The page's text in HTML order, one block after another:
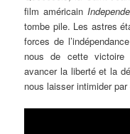
film américain
tombe pile. Les astres
forces de
nous de cette
avancer la liberté et la
nous laisser intimider